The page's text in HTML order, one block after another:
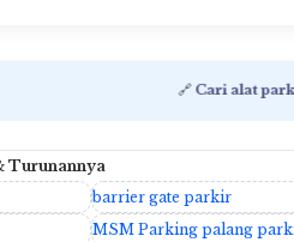
🔗 Cari alat
Turunannya
barrier gate parkir
MSM Parking palang